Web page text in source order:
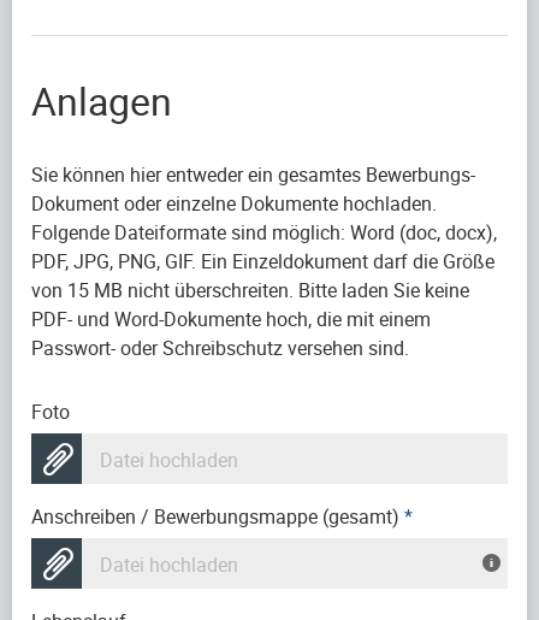
Anlagen
Sie können hier entweder ein gesamtes Bewerbungs-
Dokument oder einzelne Dokumente hochladen.
Folgende Dateiformate sind möglich: Word (doc, docx),
PDF, JPG, PNG, GIF. Ein Einzeldokument darf die Größe
von 15 MB nicht überschreiten. Bitte laden Sie keine
PDF- und Word-Dokumente hoch, die mit einem
Passwort- oder Schreibschutz versehen sind.
Foto
Datei hochladen
Anschreiben / Bewerbungsmappe (gesamt) *
Datei hochladen